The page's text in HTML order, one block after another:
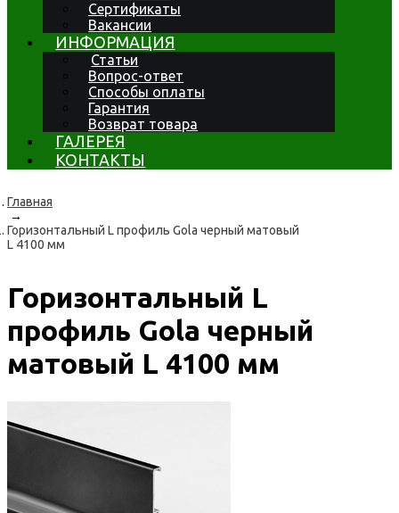
Сертификаты
Вакансии
ИНФОРМАЦИЯ
Статьи
Вопрос-ответ
Способы оплаты
Гарантия
Возврат товара
ГАЛЕРЕЯ
КОНТАКТЫ
Главная
→
Горизонтальный L профиль Gola черный матовый
L 4100 мм
Горизонтальный L
профиль Gola черный
матовый L 4100 мм